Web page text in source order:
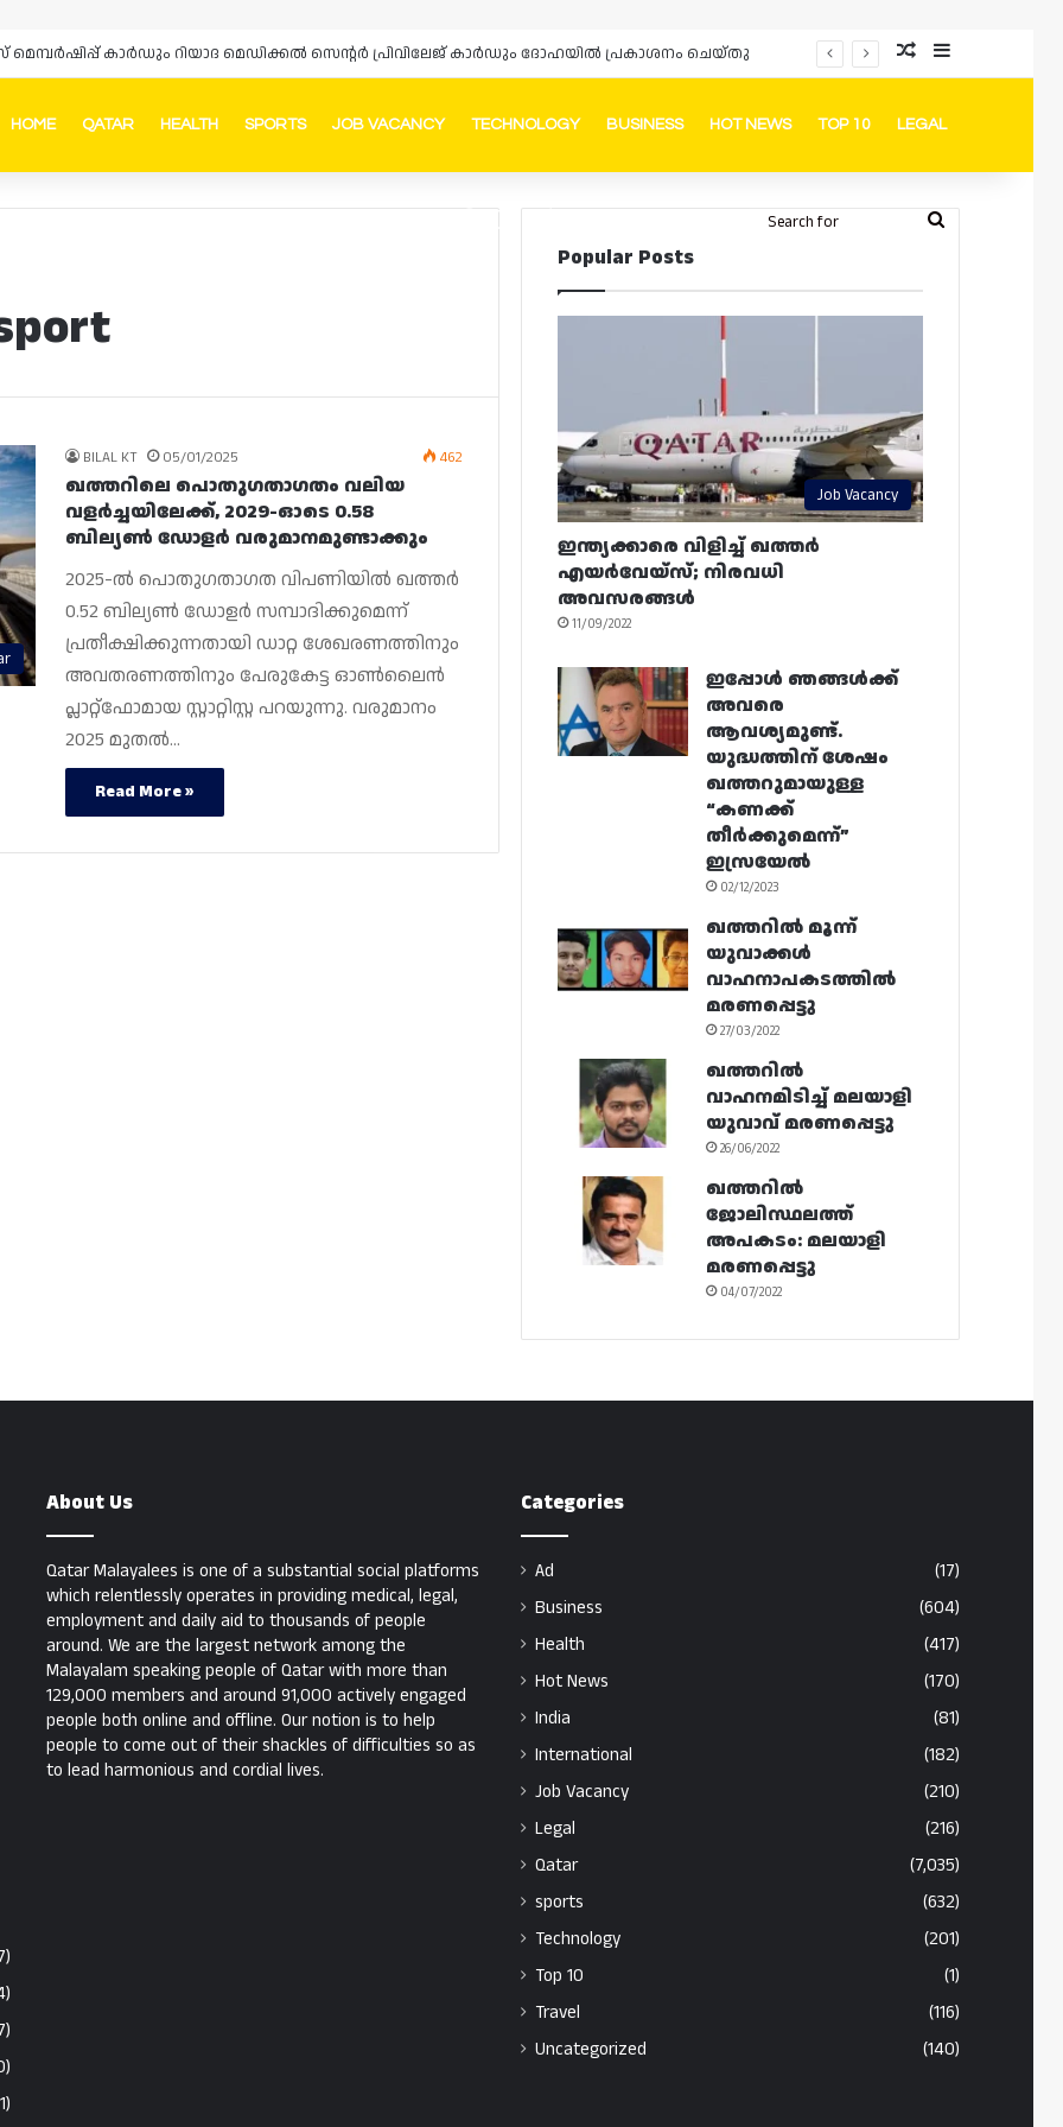
മെമ്പർഷിപ്പ് കാർഡും റിയാദ മെഡിക്കൽ സെന്റർ പ്രിവിലേജ് കാർഡും ദോഹയിൽ പ്രകാശനം ചെയ്തു Random Article
Sidebar
HOME QATAR HEALTH SPORTS JOB VACANCY TECHNOLOGY BUSINESS HOT NEWS TOP 10 LEGAL
FacebookInstagram
Telegram
Whatsapp Random Article
Switch skin
Search
BILAL KT 05/01/2025 462
ഖത്തറിലെ പൊതുഗതാഗതം വലിയ
വളർച്ചയിലേക്ക്, 2029-ഓടെ 0.58
ബില്യൺ ഡോളർ വരുമാനമുണ്ടാക്കും
2025-ൽ പൊതുഗതാഗത വിപണിയിൽ ഖത്തർ
0.52 ബില്യൺ ഡോളർ സമ്പാദിക്കുമെന്ന്
പ്രതീക്ഷിക്കുന്നതായി ഡാറ്റ ശേഖരണത്തിനും
അവതരണത്തിനും പേരുകേട്ട ഓൺലൈൻ
പ്ലാറ്റ്‌ഫോമായ സ്റ്റാറ്റിസ്റ്റ പറയുന്നു. വരുമാനം
2025 മുതൽ…
Read More »
Popular Posts
Job Vacancy
ഇന്ത്യക്കാരെ വിളിച്ച് ഖത്തർ
എയർവേയ്‌സ്; നിരവധി
അവസരങ്ങൾ
11/09/2022
ഇപ്പോൾ ഞങ്ങൾക്ക്
അവരെ
ആവശ്യമുണ്ട്.
യുദ്ധത്തിന് ശേഷം
ഖത്തറുമായുള്ള
“കണക്ക്
തീർക്കുമെന്ന്”
ഇസ്രയേൽ
02/12/2023
ഖത്തറിൽ മൂന്ന്
യുവാക്കൾ
വാഹനാപകടത്തിൽ
മരണപ്പെട്ടു
27/03/2022
ഖത്തറിൽ
വാഹനമിടിച്ച് മലയാളി
യുവാവ് മരണപ്പെട്ടു
26/06/2022
ഖത്തറിൽ
ജോലിസ്ഥലത്ത്
അപകടം: മലയാളി
മരണപ്പെട്ടു
04/07/2022
About Us
Qatar Malayalees is one of a substantial social platforms
which relentlessly operates in providing medical, legal,
employment and daily aid to thousands of people
around. We are the largest network among the
Malayalam speaking people of Qatar with more than
129,000 members and around 91,000 actively engaged
people both online and offline. Our notion is to help
people to come out of their shackles of difficulties so as
to lead harmonious and cordial lives.
Categories
Ad
(17)
Business
(604)
Health
(417)
Hot News
(170)
India
(81)
International
(182)
Job Vacancy
(210)
Legal
(216)
Qatar
(7,035)
sports
(632)
Technology
(201)
Top 10
(1)
Travel
(116)
Uncategorized
(140)